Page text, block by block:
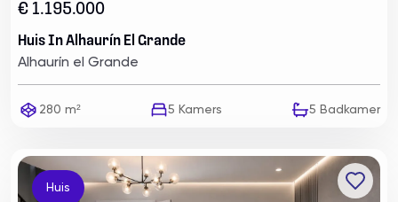
€ 1.195.000
Huis In Alhaurín El Grande
Alhaurín el Grande
280 m² 5 Kamers 5 Badkamer
Huis